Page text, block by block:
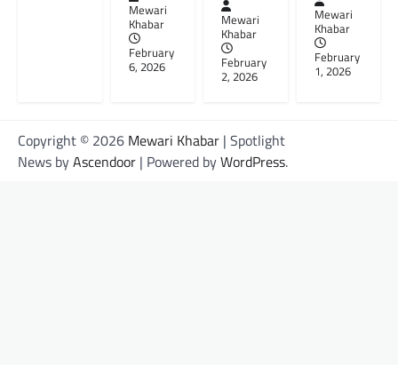
Mewari
Khabar
February
6, 2026
Mewari
Khabar
February
2, 2026
Mewari
Khabar
February
1, 2026
Copyright © 2026 Mewari Khabar | Spotlight
News byAscendoor | Powered byWordPress.